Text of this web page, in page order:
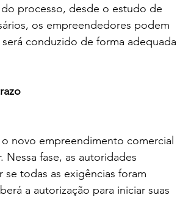
processo, desde o estudo de
os empreendedores podem
conduzido de forma adequada
novo empreendimento comercial
fase, as autoridades
se todas as exigências foram
a autorização para iniciar suas